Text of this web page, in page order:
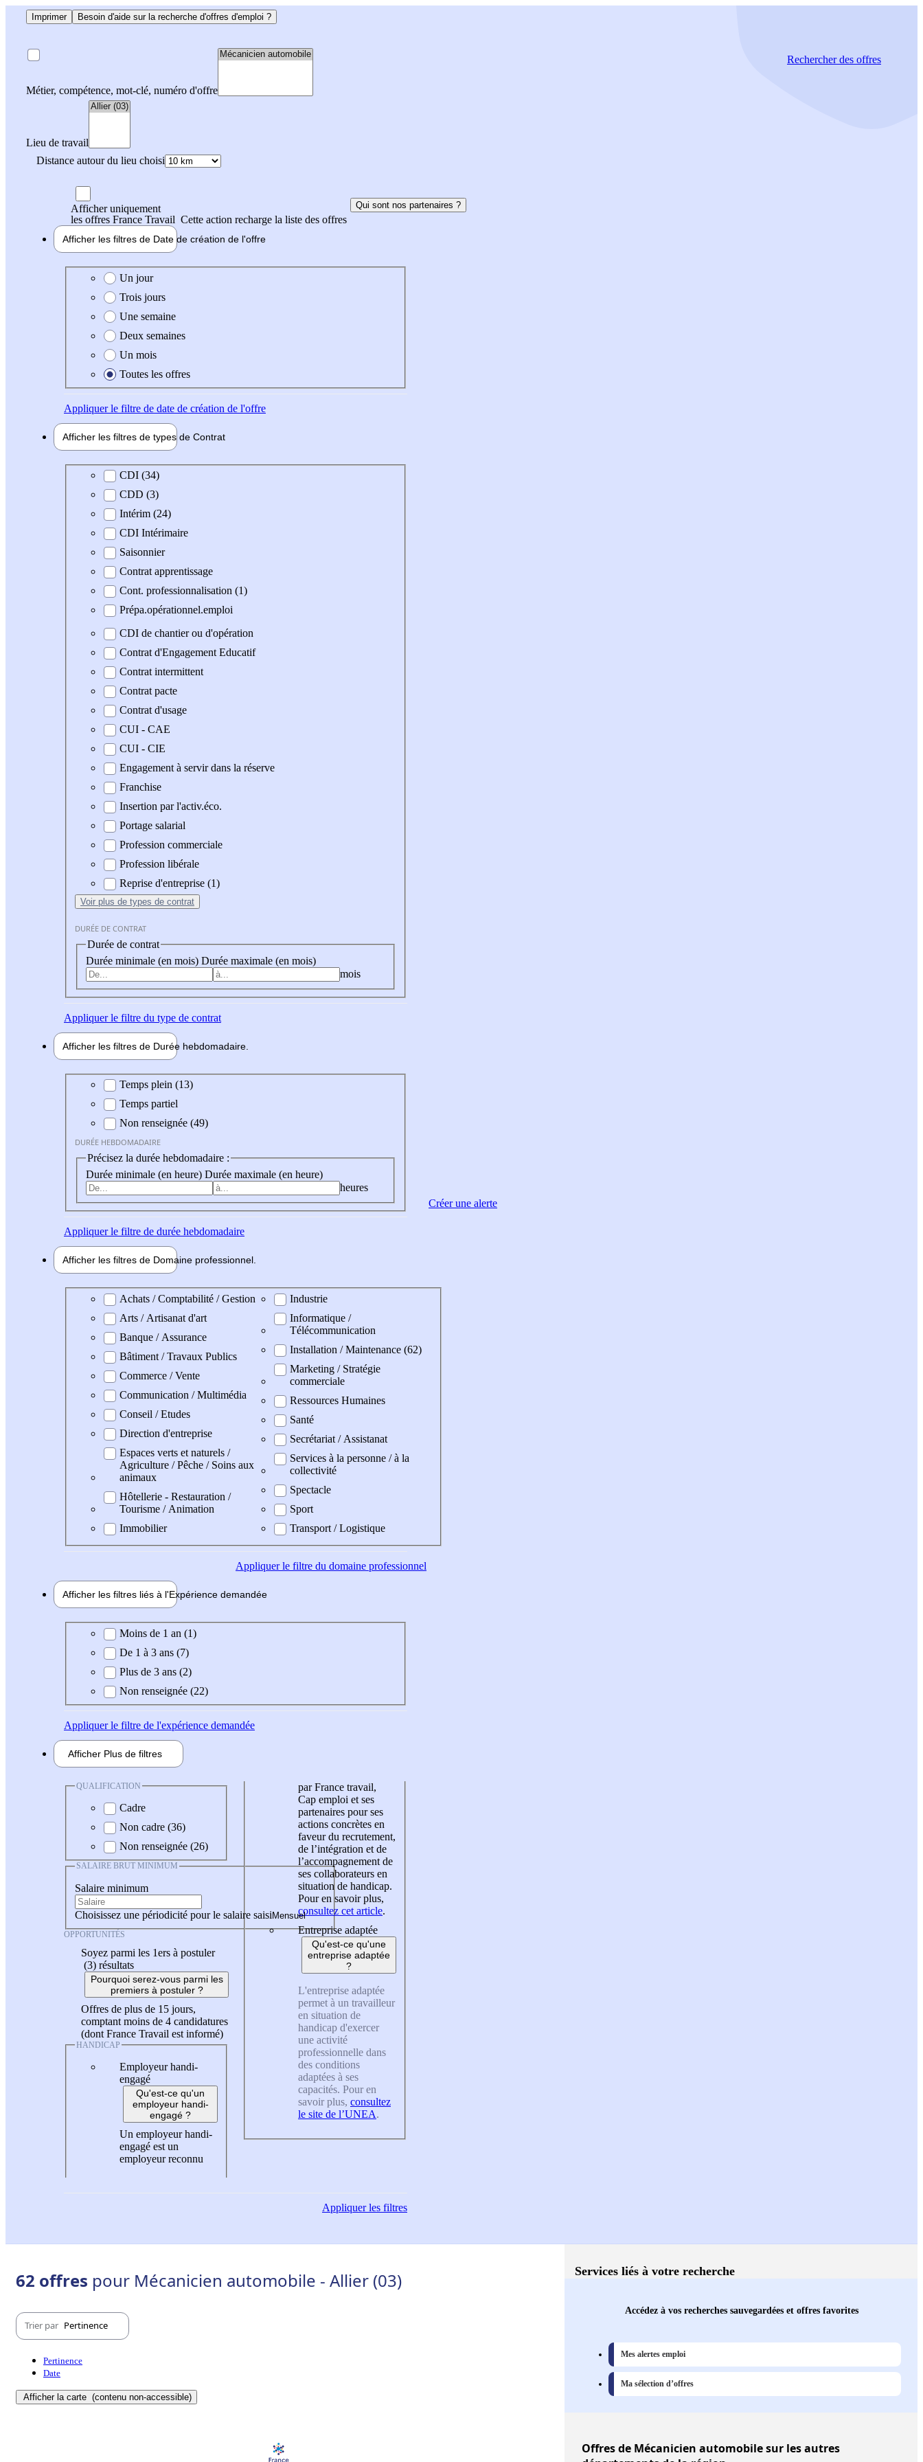
Imprimer Besoin d'aide sur la recherche d'offres d'emploi ?
Métier, compétence, mot-clé, numéro d'offre
Lieu de travail
Distance autour du lieu choisi
Rechercherdes offres
Afficher uniquement
les offres France Travail Cette action recharge la liste des offres
Qui sont nos partenaires ?
Afficher les filtres de Date de création de l'offre
Date de création de l'offre
Un jour
Trois jours
Une semaine
Deux semaines
Un mois
Toutes les offres
Appliquerle filtre de date de création de l'offre
Afficher les filtres de types de Contrat
Type de contratCDI (34)
CDD (3)
Intérim (24)
CDI Intérimaire
Saisonnier
Contrat apprentissage
Cont. professionnalisation (1)
Prépa.opérationnel.emploi
CDI de chantier ou d'opération
Contrat d'Engagement Educatif
Contrat intermittent
Contrat pacte
Contrat d'usage
CUI - CAE
CUI - CIE
Engagement à servir dans la réserve
Franchise
Insertion par l'activ.éco.
Portage salarial
Profession commerciale
Profession libérale
Reprise d'entreprise (1)
Voir plus de types de contrat
DURÉE DE CONTRAT
Durée de contrat
Durée minimale (en mois) Durée maximale (en mois)
mois
Appliquerle filtre du type de contrat
Afficher les filtres de Durée hebdomadaire
Durée hebdomadaire
Temps plein (13)
Temps partiel
Non renseignée (49)
DURÉE HEBDOMADAIRE
Précisez la durée hebdomadaire :
Durée minimale (en heure) Durée maximale (en heure)
heures
Appliquerle filtre de durée hebdomadaire
Afficher les filtres de Domaine professionnel
Domaine professionel
Achats / Comptabilité / Gestion
Arts / Artisanat d'art
Banque / Assurance
Bâtiment / Travaux Publics
Commerce / Vente
Communication / Multimédia
Conseil / Etudes
Direction d'entreprise
Espaces verts et naturels /
Agriculture / Pêche / Soins aux
animaux
Hôtellerie - Restauration /
Tourisme / Animation
Immobilier
Industrie
Informatique /
Télécommunication
Installation / Maintenance (62)
Marketing / Stratégie
commerciale
Ressources Humaines
Santé
Secrétariat / Assistanat
Services à la personne / à la
collectivité
Spectacle
Sport
Transport / Logistique
Appliquerle filtre du domaine professionnel
Afficher les filtres liés à l'Expérience demandée
Expérience demandée
Moins de 1 an (1)
De 1 à 3 ans (7)
Plus de 3 ans (2)
Non renseignée (22)
Appliquerle filtre de l'expérience demandée
Afficher Plus de filtres
QUALIFICATION
Cadre
Non cadre (36)
Non renseignée (26)
SALAIRE BRUT MINIMUM
Salaire minimum
Choisissez une périodicité pour le salaire saisi
OPPORTUNITÉS
Soyez parmi les 1ers à postuler
(3) résultats
Pourquoi serez-vous parmi les
premiers à postuler ?
Offres de plus de 15 jours,
comptant moins de 4 candidatures
(dont France Travail est informé)
HANDICAP
Employeur handi-
engagé
Qu'est-ce qu'un
employeur handi-
engagé ?
Un employeur handi-
engagé est un
employeur reconnu
par France travail,
Cap emploi et ses
partenaires pour ses
actions concrètes en
faveur du recrutement,
de l’intégration et de
l’accompagnement de
ses collaborateurs en
situation de handicap.
Pour en savoir plus,
consultez cet article.
Entreprise adaptée
Qu'est-ce qu'une
entreprise adaptée
?
L'entreprise adaptée
permet à un travailleur
en situation de
handicap d'exercer
une activité
professionnelle dans
des conditions
adaptées à ses
capacités. Pour en
savoir plus, consultez
le site de l’UNEA.
Appliquerles filtres
Créer une alerte
62 offres pour Mécanicien automobile - Allier (03)
Trier par Pertinence
Pertinence
Date
Afficher la carte (contenu non-accessible)
Services liés à votre recherche
Accédez à vos recherches sauvegardées et offres favorites
Mes alertes emploi
Ma sélection d’offres
Offresde Mécanicien automobile sur les autres